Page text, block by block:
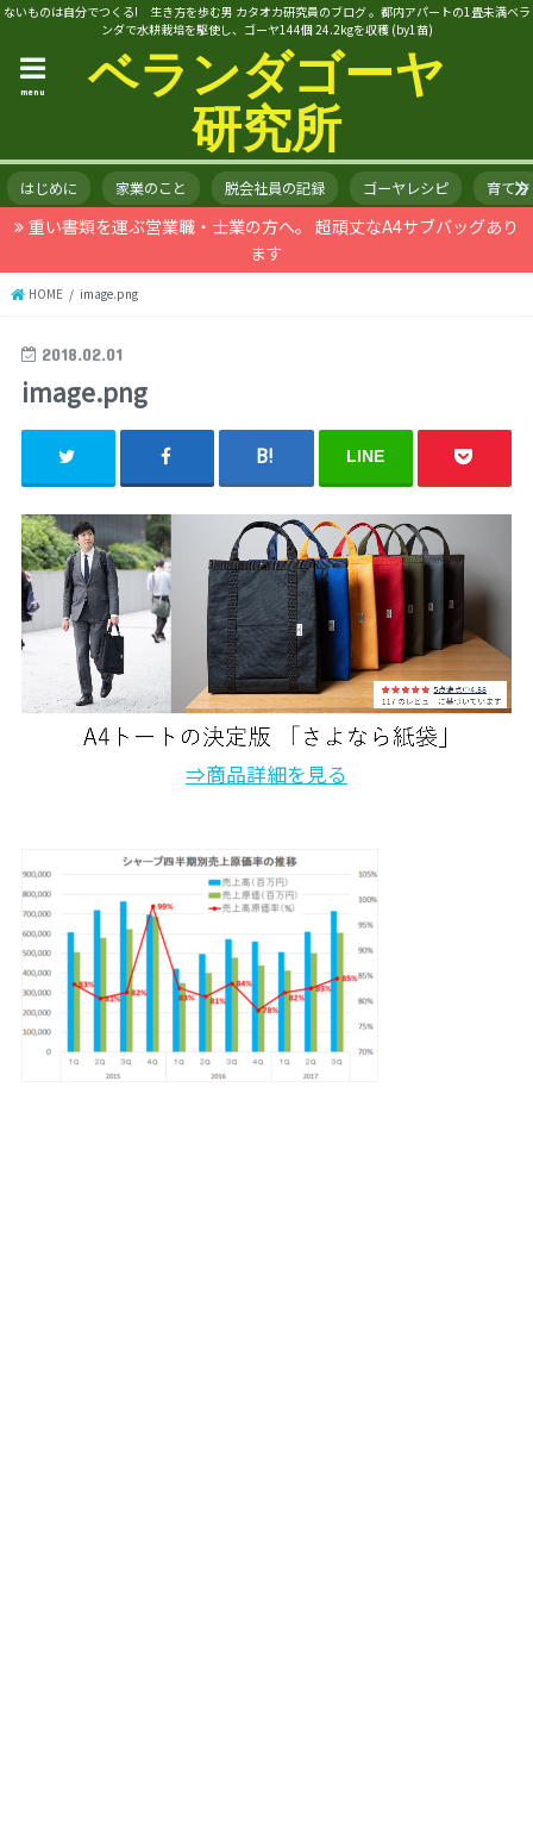
ないものは自分でつくる! 生き方を歩む男 カタオカ研究員のブログ 。都内アパートの1畳未満ベラ
ンダで水耕栽培を駆使し、ゴーヤ144個 24.2kgを収穫 (by1苗)
ベランダゴーヤ
研究所
menu
はじめに 家業のこと 脱会社員の記録 ゴーヤレシピ 育て方
重い書類を運ぶ営業職・士業の方へ。 超頑丈なA4サブバッグあり
ます
HOME image.png
2018.02.01
image.png
LINE
⇒商品詳細を見る